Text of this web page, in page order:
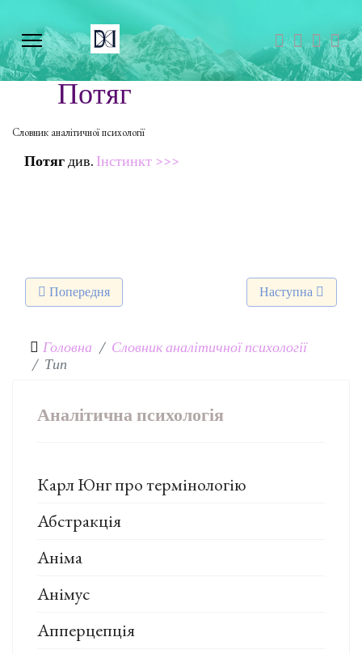
Потяг
Словник аналітичної психології
Потяг див. Інстинкт >>>
Попередня стаття: Проекція
Попередня Наступна стаття:
Наступна
Головна
Словник аналітичної психології
Тип
Аналітична психологія
Карл Юнг про термінологію
Абстракція
Аніма
Анімус
Апперцепція